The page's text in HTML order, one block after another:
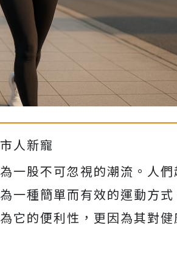
人新寵
一股不可忽視的潮流。人
一種簡單而有效的運動方
它的便利性，更因為其對